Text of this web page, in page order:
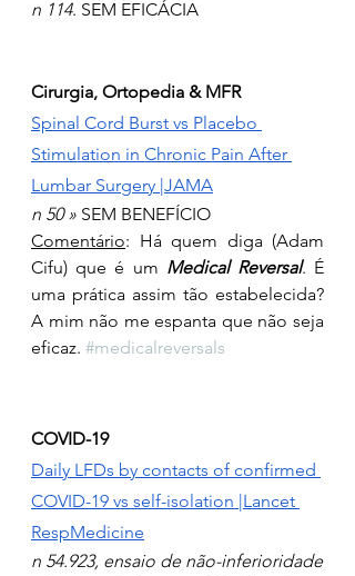
n 114. SEM EFICÁCIA
Cirurgia, Ortopedia & MFR
Spinal Cord Burst vs Placebo
Stimulation in Chronic Pain After
Lumbar Surgery |JAMA
n 50 » SEM BENEFÍCIO
Comentário: Há quem diga (Adam
Cifu) que é um Medical Reversal. É
uma prática assim tão estabelecida?
A mim não me espanta que não seja
eficaz. #medicalreversals
COVID-19
Daily LFDs by contacts of confirmed
COVID-19 vs self-isolation |Lancet
RespMedicine
n 54.923, ensaio de não-inferioridade